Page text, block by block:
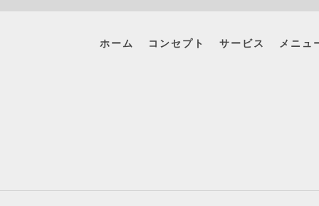
ホーム コンセプト サービス メニュ